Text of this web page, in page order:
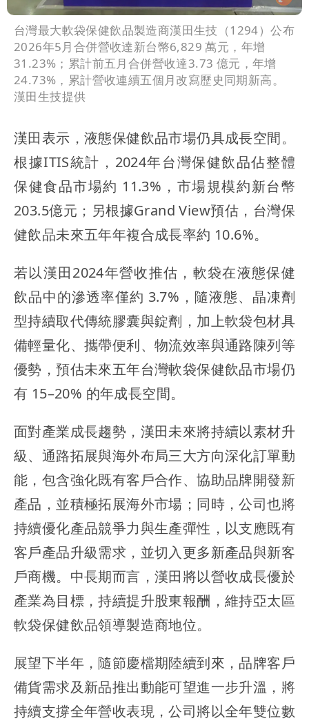
台灣最大軟袋保健飲品製造商漢田生技（1294）公布
2026年5月合併營收達新台幣6,829 萬元，年增
31.23%；累計前五月合併營收達3.73 億元，年增
24.73%，累計營收連續五個月改寫歷史同期新高。
漢田生技提供
漢田表示，液態保健飲品市場仍具成長空間。
根據ITIS統計，2024年台灣保健飲品佔整體
保健食品市場約 11.3%，市場規模約新台幣
203.5億元；另根據Grand View預估，台灣保
健飲品未來五年年複合成長率約 10.6%。
若以漢田2024年營收推估，軟袋在液態保健
飲品中的滲透率僅約 3.7%，隨液態、晶凍劑
型持續取代傳統膠囊與錠劑，加上軟袋包材具
備輕量化、攜帶便利、物流效率與通路陳列等
優勢，預估未來五年台灣軟袋保健飲品市場仍
有 15–20% 的年成長空間。
面對產業成長趨勢，漢田未來將持續以素材升
級、通路拓展與海外布局三大方向深化訂單動
能，包含強化既有客戶合作、協助品牌開發新
產品，並積極拓展海外市場；同時，公司也將
持續優化產品競爭力與生產彈性，以支應既有
客戶產品升級需求，並切入更多新產品與新客
戶商機。中長期而言，漢田將以營收成長優於
產業為目標，持續提升股東報酬，維持亞太區
軟袋保健飲品領導製造商地位。
展望下半年，隨節慶檔期陸續到來，品牌客戶
備貨需求及新品推出動能可望進一步升溫，將
持續支撐全年營收表現，公司將以全年雙位數